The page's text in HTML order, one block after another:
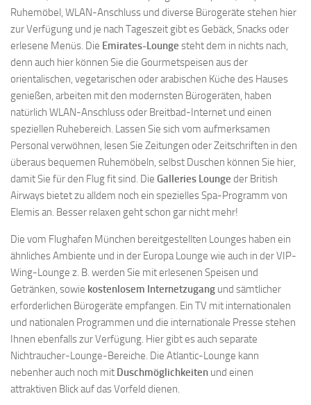
Ruhemöbel, WLAN-Anschluss und diverse Bürogeräte stehen hier
zur Verfügung und je nach Tageszeit gibt es Gebäck, Snacks oder
erlesene Menüs. Die Emirates-Lounge steht dem in nichts nach,
denn auch hier können Sie die Gourmetspeisen aus der
orientalischen, vegetarischen oder arabischen Küche des Hauses
genießen, arbeiten mit den modernsten Bürogeräten, haben
natürlich WLAN-Anschluss oder Breitbad-Internet und einen
speziellen Ruhebereich. Lassen Sie sich vom aufmerksamen
Personal verwöhnen, lesen Sie Zeitungen oder Zeitschriften in den
überaus bequemen Ruhemöbeln, selbst Duschen können Sie hier,
damit Sie für den Flug fit sind. Die Galleries Lounge der British
Airways bietet zu alldem noch ein spezielles Spa-Programm von
Elemis an. Besser relaxen geht schon gar nicht mehr!
Die vom Flughafen München bereitgestellten Lounges haben ein
ähnliches Ambiente und in der Europa Lounge wie auch in der VIP-
Wing-Lounge z. B. werden Sie mit erlesenen Speisen und
Getränken, sowie kostenlosem Internetzugang und sämtlicher
erforderlichen Bürogeräte empfangen. Ein TV mit internationalen
und nationalen Programmen und die internationale Presse stehen
Ihnen ebenfalls zur Verfügung. Hier gibt es auch separate
Nichtraucher-Lounge-Bereiche. Die Atlantic-Lounge kann
nebenher auch noch mit Duschmöglichkeiten und einen
attraktiven Blick auf das Vorfeld dienen.